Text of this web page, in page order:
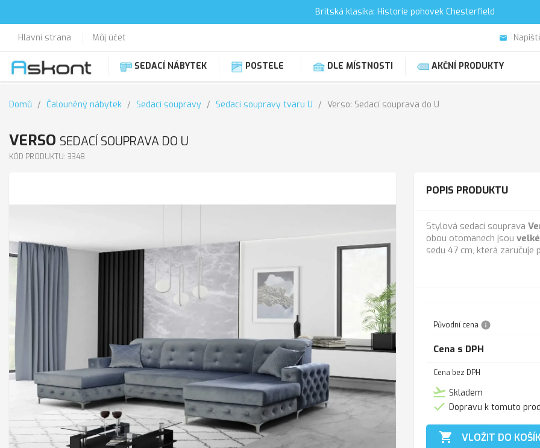
Britská klasika: Historie pohovek Chesterfield
Hlavní strana Můj účet email
SEDACÍ NÁBYTEK POSTELE DLE MÍSTNOSTI AKČNÍ PRODUKTY
Domů Čalouněný nábytek Sedací soupravy Sedací soupravy tvaru U Verso: Sedací souprava do U
VERSO SEDACÍ SOUPRAVA DO U
KÓD PRODUKTU: 3348
POPIS PRODUKTU
Stylová sedací souprava
obou otomanech jsou
sedu 47 cm, která zaručuje
Původní cena info
Cena s DPH
Cena bez DPH
flight_takeoff Skladem
 Dopravu k tomuto
 VLOŽIT DO